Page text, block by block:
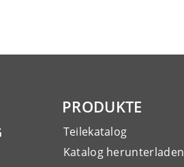
PRODUKTE
Teilekatalog
Katalog herunterladen